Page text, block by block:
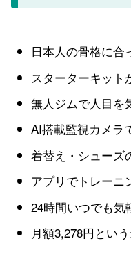
日本人の骨格に合
スターターキット
無人ジムで人目を
AI搭載監視カメラ
着替え・シューズ
アプリでトレーニ
24時間いつでも気
月額3,278円とい